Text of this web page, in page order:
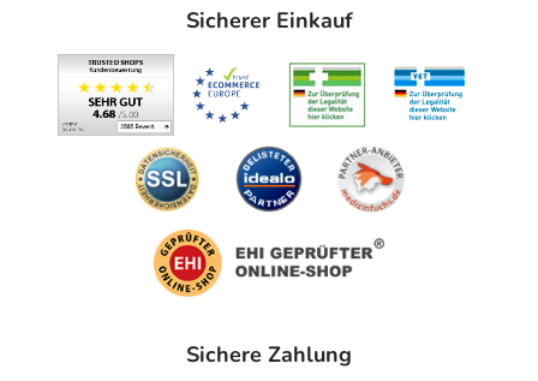
Sicherer Einkauf
Sichere Zahlung